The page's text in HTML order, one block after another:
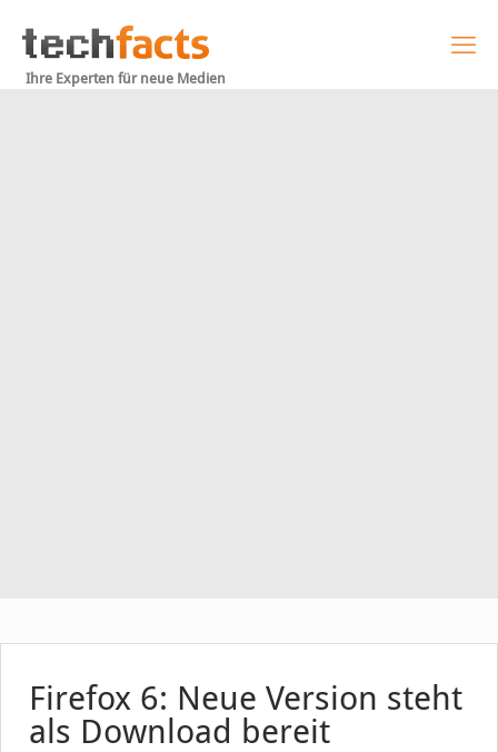
Ihre Experten für neue Medien
Firefox 6: Neue Version steht
als Download bereit